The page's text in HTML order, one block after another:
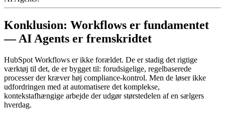
Konklusion: Workflows er fundamentet
— AI Agents er fremskridtet
HubSpot Workflows er ikke forældet. De er stadig det rigtige
værktøj til det, de er bygget til: forudsigelige, regelbaserede
processer der kræver høj compliance-kontrol. Men de løser ikke
udfordringen med at automatisere det komplekse,
kontekstafhængige arbejde der udgør størstedelen af en sælgers
hverdag.